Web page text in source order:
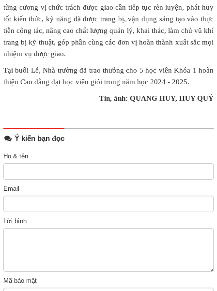
từng cương vị chức trách được giao cần tiếp tục rèn luyện, phát huy
tốt kiến thức, kỹ năng đã được trang bị, vận dụng sáng tạo vào thực
tiễn công tác, nâng cao chất lượng quản lý, khai thác, làm chủ vũ khí
trang bị kỹ thuật, góp phần cùng các đơn vị hoàn thành xuất sắc mọi
nhiệm vụ được giao.
Tại buổi Lễ, Nhà trường đã trao thưởng cho 5 học viên Khóa 1 hoàn
thiện Cao đằng đạt học viên giỏi trong năm học 2024 - 2025.
Tin, ảnh: QUANG HUY, HUY QUÝ
Ý kiến bạn đọc
Họ & tên
Email
Lời bình
Mã bảo mật